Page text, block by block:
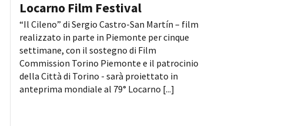
Locarno Film Festival
“Il Cileno” di Sergio Castro-San Martín – film
realizzato in parte in Piemonte per cinque
settimane, con il sostegno di Film
Commission Torino Piemonte e il patrocinio
della Città di Torino - sarà proiettato in
anteprima mondiale al 79° Locarno [...]